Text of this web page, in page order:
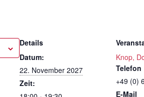
Details
Datum:
22. November 2027
Zeit:
Knop,
Telefon
+49 (0)
E-Mail